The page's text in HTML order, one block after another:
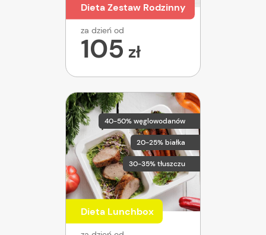
Dieta Zestaw Rodzinny
za dzień od
105 zł
40-50% węglowodanów
20-25% białka
30-35% tłuszczu
Dieta Lunchbox